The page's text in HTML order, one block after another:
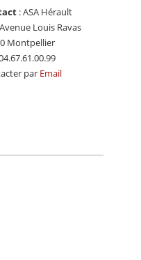
: ASA Hérault
Louis Ravas
Montpellier
par Email